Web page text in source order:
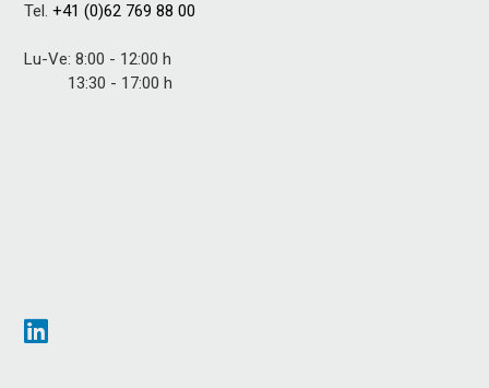
Tel.+41 (0)62 769 88 00
Lu-Ve: 8:00 - 12:00 h
13:30 - 17:00 h